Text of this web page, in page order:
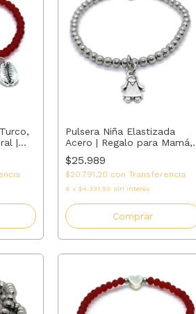
|
Pulsera Niña Elastizada
Acero | Regalo para Mamá,
Abuela, Madrina o Tía |
AMALO
$25.989
$20.791,20 con Transferencia
6 x $4.331,50 sin interés
Comprar